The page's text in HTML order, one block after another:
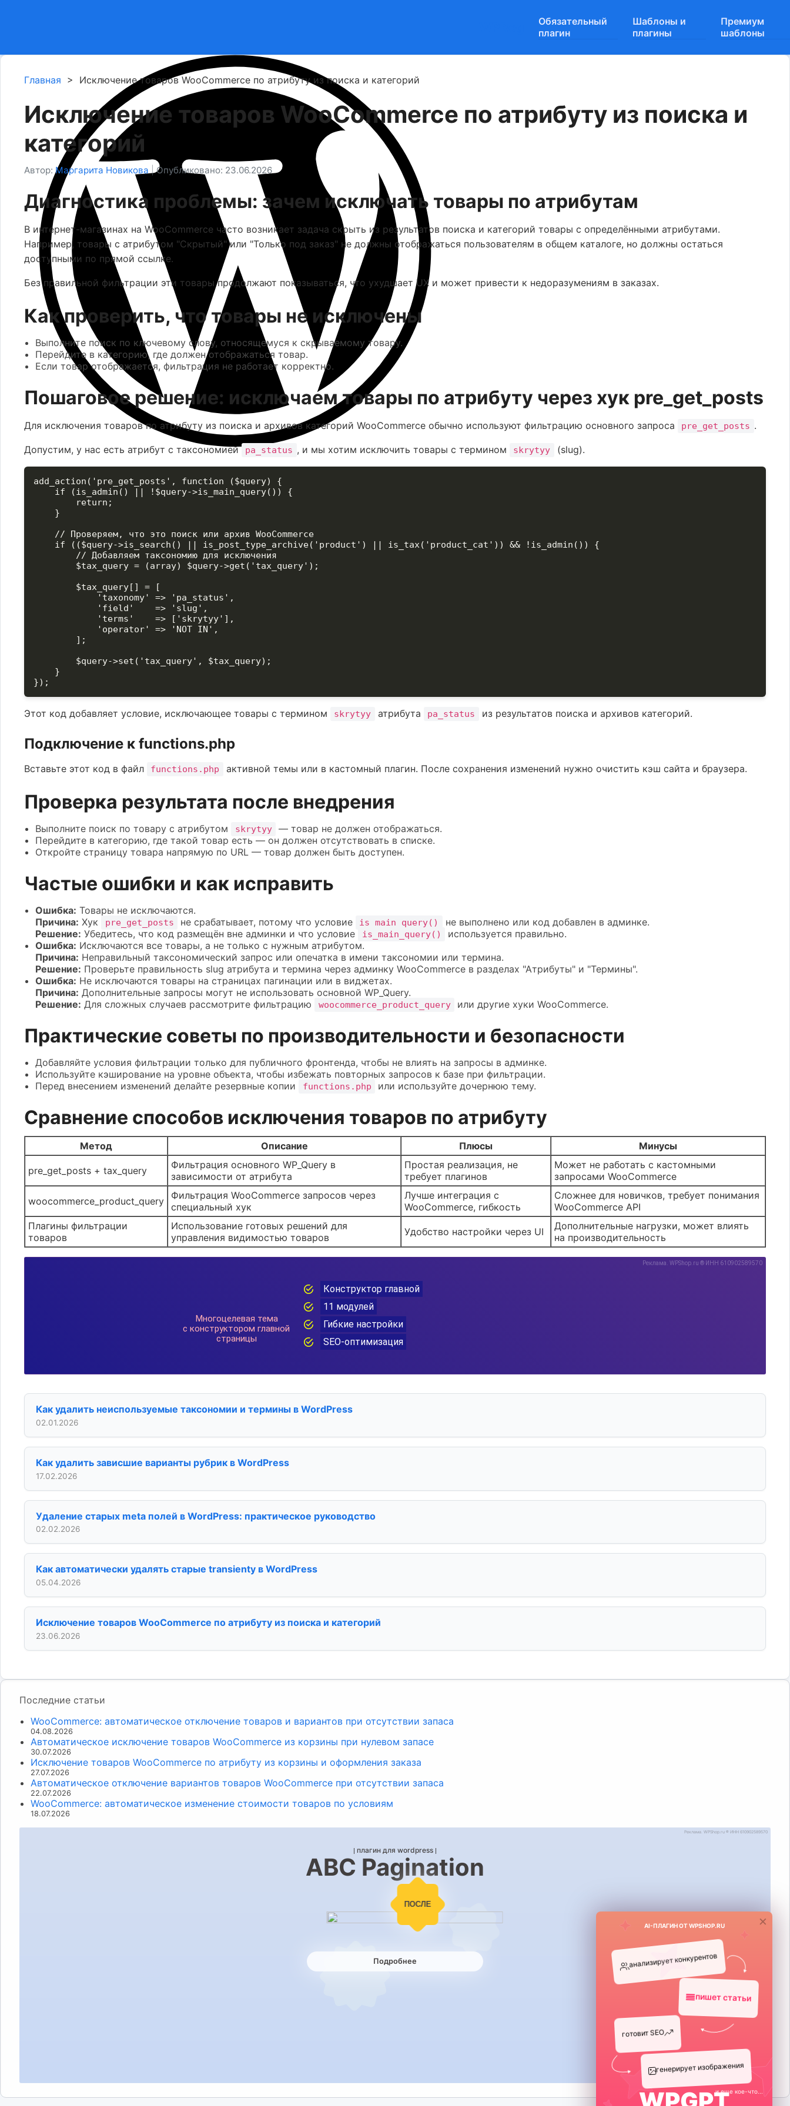
Обязательный
плагин
Шаблоны и
плагины
Премиум
шаблоны
Главная > Исключение товаров WooCommerce по атрибуту из поиска и категорий
Исключение товаров WooCommerce по атрибуту из поиска и
категорий
Автор: Маргарита Новикова | Опубликовано: 23.06.2026
Диагностика проблемы: зачем исключать товары по атрибутам
В интернет-магазинах на WooCommerce часто возникает задача скрыть из результатов поиска и категорий товары с определёнными атрибутами.
Например, товары с атрибутом "Скрытый" или "Только под заказ" не должны отображаться пользователям в общем каталоге, но должны остаться
доступными по прямой ссылке.
Без правильной фильтрации эти товары продолжают показываться, что ухудшает UX и может привести к недоразумениям в заказах.
Как проверить, что товары не исключены
Выполните поиск по ключевому слову, относящемуся к скрываемому товару.
Перейдите в категорию, где должен отображаться товар.
Если товар отображается, фильтрация не работает корректно.
Пошаговое решение: исключаем товары по атрибуту через хук pre_get_posts
Для исключения товаров по атрибуту из поиска и архивов категорий WooCommerce обычно используют фильтрацию основного запроса pre_get_posts .
Допустим, у нас есть атрибут с таксономией pa_status , и мы хотим исключить товары с термином skrytyy (slug).
add_action('pre_get_posts', function ($query) {
    if (is_admin() || !$query->is_main_query()) {
        return;
    }
    // Проверяем, что это поиск или архив WooCommerce
    if (($query->is_search() || is_post_type_archive('product') || is_tax('product_cat')) && !is_admin()) {
        // Добавляем таксономию для исключения
        $tax_query = (array) $query->get('tax_query');
        $tax_query[] = [
            'taxonomy' => 'pa_status',
            'field'    => 'slug',
            'terms'    => ['skrytyy'],
            'operator' => 'NOT IN',
        ];
        $query->set('tax_query', $tax_query);
    }
});
Этот код добавляет условие, исключающее товары с термином skrytyy атрибута pa_status из результатов поиска и архивов категорий.
Подключение к functions.php
Вставьте этот код в файл functions.php активной темы или в кастомный плагин. После сохранения изменений нужно очистить кэш сайта и браузера.
Проверка результата после внедрения
Выполните поиск по товару с атрибутом skrytyy
— товар не должен отображаться.
Перейдите в категорию, где такой товар есть — он должен отсутствовать в списке.
Откройте страницу товара напрямую по URL — товар должен быть доступен.
Частые ошибки и как исправить
Ошибка: Товары не исключаются.
Причина: Хук pre_get_posts не срабатывает, потому что условие is_main_query()
не выполнено или код добавлен в админке.
Решение: Убедитесь, что код размещён вне админки и что условие is_main_query()
используется правильно.
Ошибка: Исключаются все товары, а не только с нужным атрибутом.
Причина: Неправильный таксономический запрос или опечатка в имени таксономии или термина.
Решение: Проверьте правильность slug атрибута и термина через админку WooCommerce в разделах "Атрибуты" и "Термины".
Ошибка: Не исключаются товары на страницах пагинации или в виджетах.
Причина: Дополнительные запросы могут не использовать основной WP_Query.
Решение: Для сложных случаев рассмотрите фильтрацию woocommerce_product_query или другие хуки WooCommerce.
Практические советы по производительности и безопасности
Добавляйте условия фильтрации только для публичного фронтенда, чтобы не влиять на запросы в админке.
Используйте кэширование на уровне объекта, чтобы избежать повторных запросов к базе при фильтрации.
Перед внесением изменений делайте резервные копии
functions.php или используйте дочернюю тему.
Сравнение способов исключения товаров по атрибуту
Метод Описание Плюсы Минусы
pre_get_posts + tax_query
Фильтрация основного WP_Query в
зависимости от атрибута
Простая реализация, не
требует плагинов
Может не работать с кастомными
запросами WooCommerce
woocommerce_product_query
Фильтрация WooCommerce запросов через
специальный хук
Лучше интеграция с
WooCommerce, гибкость
Сложнее для новичков, требует понимания
WooCommerce API
Плагины фильтрации
товаров
Использование готовых решений для
управления видимостью товаров
Удобство настройки через UI
Дополнительные нагрузки, может влиять
на производительность
Как удалить неиспользуемые таксономии и термины в WordPress
02.01.2026
Как удалить зависшие варианты рубрик в WordPress
17.02.2026
Удаление старых meta полей в WordPress: практическое руководство
02.02.2026
Как автоматически удалять старые transienty в WordPress
05.04.2026
Исключение товаров WooCommerce по атрибуту из поиска и категорий
23.06.2026
Последние статьи
WooCommerce: автоматическое отключение товаров и вариантов при отсутствии запаса
04.08.2026
Автоматическое исключение товаров WooCommerce из корзины при нулевом запасе
30.07.2026
Исключение товаров WooCommerce по атрибуту из корзины и оформления заказа
27.07.2026
Автоматическое отключение вариантов товаров WooCommerce при отсутствии запаса
22.07.2026
WooCommerce: автоматическое изменение стоимости товаров по условиям
18.07.2026
×
AI-ПЛАГИН ОТ WPSHOP.RU
анализирует конкурентов